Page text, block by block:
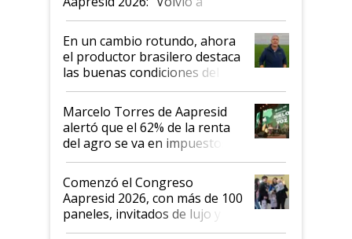
demostrar que hablar del
suelo es hablar de todo el
sistema productivo"
En un cambio rotundo, ahora
el productor brasilero destaca
las buenas condiciones del
agro argentino para invertir:
"Los veo más motivados"
Marcelo Torres de Aapresid
alertó que el 62% de la renta
del agro se va en impuestos:
"No es bueno que en
Argentina se sigan discutiendo
las mismas cosas de hace 50
años"
Comenzó el Congreso
Aapresid 2026, con más de 100
paneles, invitados de lujo y
todas las tendencias